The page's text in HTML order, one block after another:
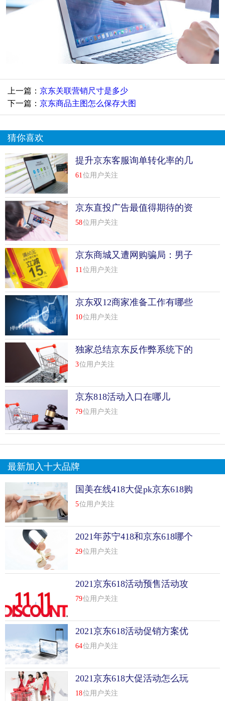
上一篇： 京东关联营销尺寸是多少
下一篇： 京东商品主图怎么保存大图
猜你喜欢
提升京东客服询单转化率的几
种方法
61 位用户关注
京东直投广告最值得期待的资
源——抖音
58位用户关注
京东商城又遭网购骗局：男子
组装iphone换真机
11 位用户关注
京东双12商家准备工作有哪些
10位用户关注
独家总结京东反作弊系统下的
各种排名现象
3位用户关注
京东818活动入口在哪儿
79位用户关注
最新加入十大品牌
国美在线418大促pk京东618购
物节
5位用户关注
2021年苏宁418和京东618哪个
更便宜
29位用户关注
2021京东618活动预售活动攻
略
79位用户关注
2021京东618活动促销方案优
秀范文
64位用户关注
2021京东618大促活动怎么玩
18位用户关注